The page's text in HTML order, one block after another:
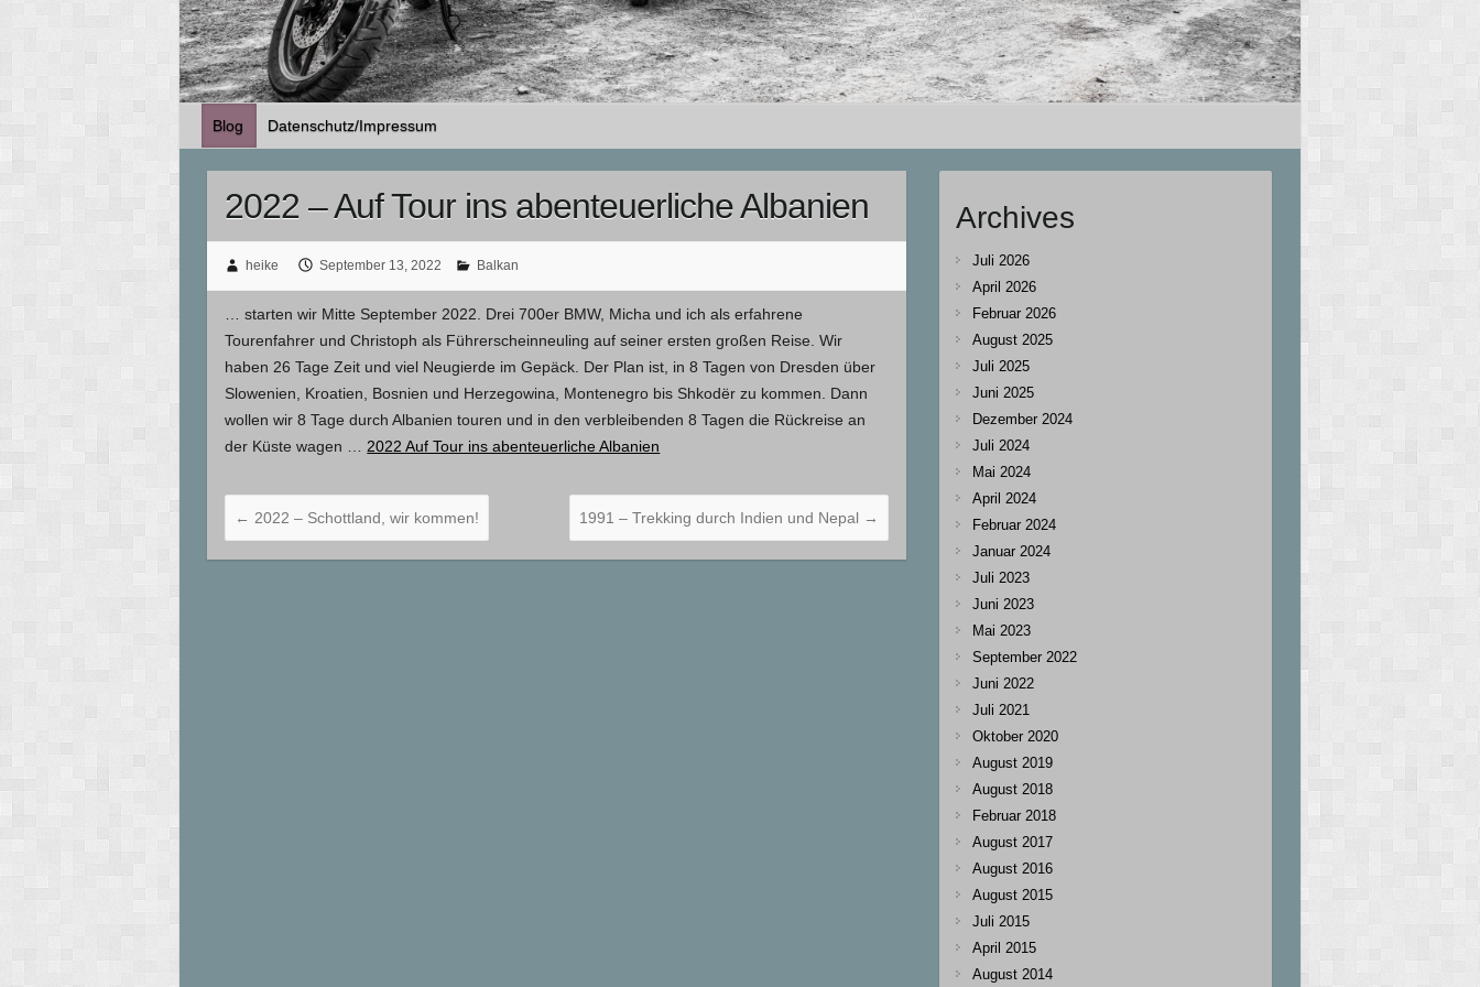
Blog Datenschutz/Impressum
2022 – Auf Tour ins abenteuerliche Albanien
heike September 13, 2022 Balkan
… starten wir Mitte September 2022. Drei 700er BMW, Micha und ich als erfahrene
Tourenfahrer und Christoph als Führerscheinneuling auf seiner ersten großen Reise. Wir
haben 26 Tage Zeit und viel Neugierde im Gepäck. Der Plan ist, in 8 Tagen von Dresden über
Slowenien, Kroatien, Bosnien und Herzegowina, Montenegro bis Shkodër zu kommen. Dann
wollen wir 8 Tage durch Albanien touren und in den verbleibenden 8 Tagen die Rückreise an
der Küste wagen …2022 Auf Tour ins abenteuerliche Albanien
← 2022 – Schottland, wir kommen! 1991 – Trekking durch Indien und Nepal →
Archives
Juli 2026
April 2026
Februar 2026
August 2025
Juli 2025
Juni 2025
Dezember 2024
Juli 2024
Mai 2024
April 2024
Februar 2024
Januar 2024
Juli 2023
Juni 2023
Mai 2023
September 2022
Juni 2022
Juli 2021
Oktober 2020
August 2019
August 2018
Februar 2018
August 2017
August 2016
August 2015
Juli 2015
April 2015
August 2014